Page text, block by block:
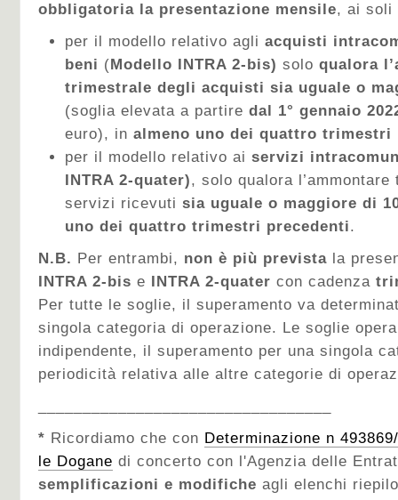
obbligatoria la presentazione mensile, ai soli
per il modello relativo agli acquisti
beni (Modello INTRA 2-bis) solo qualora
trimestrale degli acquisti sia uguale o
(soglia elevata a partire dal 1° gennaio
euro), in almeno uno dei quattro trimestri
per il modello relativo ai servizi
INTRA 2-quater), solo qualora
servizi ricevuti sia uguale o maggiore di
uno dei quattro trimestri precedenti.
N.B. Per entrambi, non è più prevista la
INTRA 2-bis e INTRA 2-quater con cadenza
Per tutte le soglie, il superamento va
singola categoria di operazione. Le soglie
indipendente, il superamento per una singola
periodicità relativa alle altre categorie di
* Ricordiamo che con Determinazione n
le Dogane di concerto con l'Agenzia delle
semplificazioni e modifiche agli elenchi